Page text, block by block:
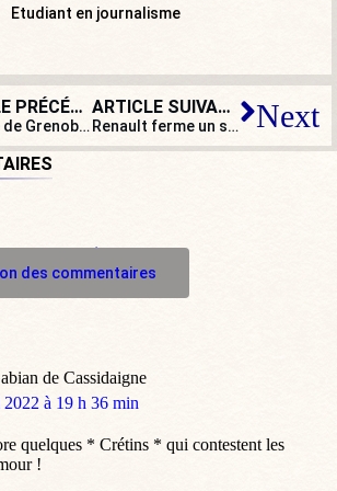
Etudiant en journalisme
ARTICLE PRÉCÉDENT
Le maire de Grenoble relance le débat sur le burkini : le feuilleton rebondit depuis 2016
ARTICLE SUIVANT
Renault ferme un site à Vaulx-en-Velin (Rhône) et invoque « des zones de trafic et de non-droit clairement défavorables » Next
commentaire
des commentaires
de Cassidaigne
2022 à 19 h 36 min
quelques * Crétins * qui contestent les
!